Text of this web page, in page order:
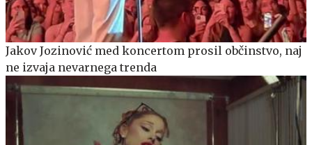
Jakov Jozinović med koncertom prosil občinstvo, naj
ne izvaja nevarnega trenda